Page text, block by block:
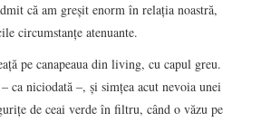
că am greşit enorm în relaţia noastră,
circumstanţe atenuante.
pe canapeaua din living, cu capul greu.
ca niciodată –, şi simţea acut nevoia unei
de ceai verde în filtru, când o văzu pe